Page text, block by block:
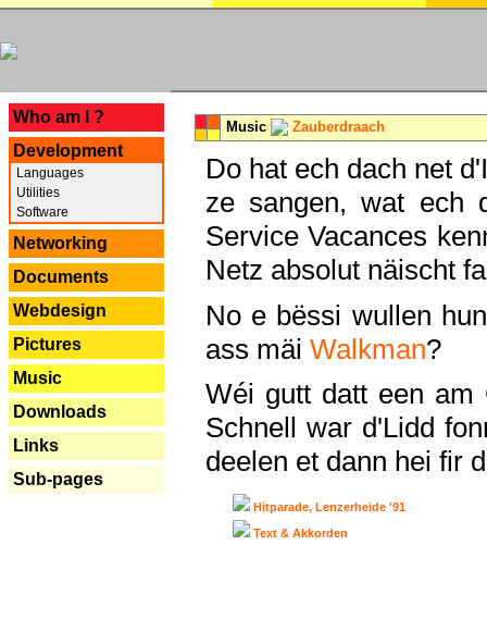
Who am I ?
Development
Languages
Utilities
Software
Networking
Documents
Webdesign
Pictures
Music
Downloads
Links
Sub-pages
Music Zauberdraach
Do hat ech dach net
ze sangen, wat ech
Service Vacances
Netz absolut näischt
No e bëssi wullen
ass mäi Walkman?
Wéi gutt datt een am
Schnell war d'Lidd
deelen et dann hei fir
Hitparade, Lenzerheide '91
Text & Akkorden